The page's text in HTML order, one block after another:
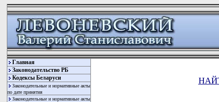
Главная
Законодательство РБ
Кодексы Беларуси
Законодательные и нормативные акты
по дате принятия
Законодательные и нормативные акты